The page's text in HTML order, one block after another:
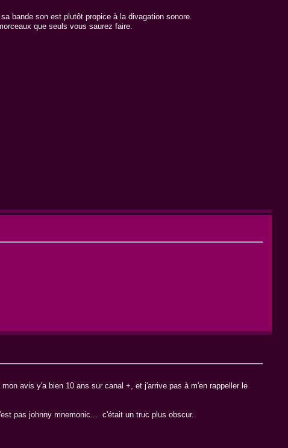
bande son est plutôt propice à la divagation sonore.
que seuls vous saurez faire.
avis y'a bien 10 ans sur canal +, et j'arrive pas à m'en rappeller le
pas johnny mnemonic... c'était un truc plus obscur.